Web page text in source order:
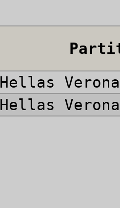
Hellas
Hellas